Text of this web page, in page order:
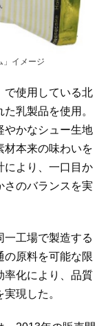
」イメージ
使用している北
乳製品を使用。
やかなシュー生地
材本来の味わいを
により、一口目か
さのバランスを実
工場で製造する
の原料を可能な限
率化により、品質
現した。